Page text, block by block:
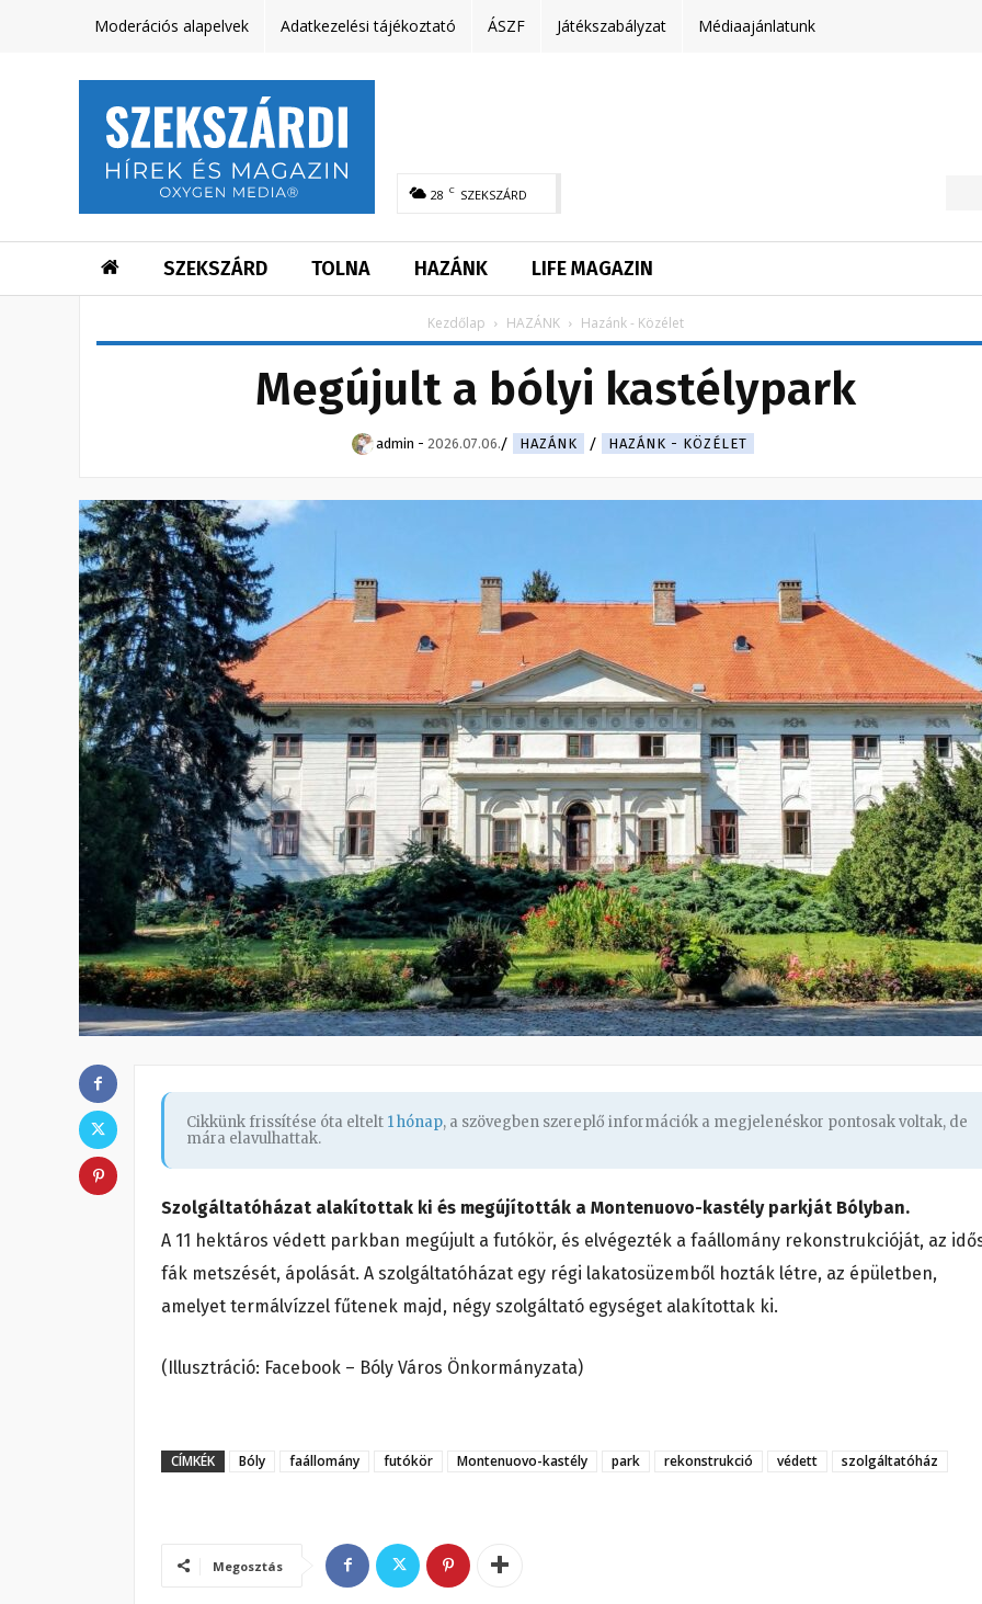
Moderációs alapelvek Adatkezelési tájékoztató ÁSZF Játékszabályzat Médiaajánlatunk
28 C SZEKSZÁRD
SZEKSZÁRD TOLNA HAZÁNK LIFE MAGAZIN
Kezdőlap HAZÁNK Hazánk - Közélet
Megújult a bólyi kastélypark
admin - 2026.07.06. HAZÁNK HAZÁNK - KÖZÉLET
Cikkünk frissítése óta eltelt 1 hónap, a szövegben szereplő információk a megjelenéskor pontosak voltak, de
mára elavulhattak.
Szolgáltatóházat alakítottak ki és megújították a Montenuovo-kastély parkját Bólyban.
A 11 hektáros védett parkban megújult a futókör, és elvégezték a faállomány rekonstrukcióját, az
fák metszését, ápolását. A szolgáltatóházat egy régi lakatosüzemből hozták létre, az épületben,
amelyet termálvízzel fűtenek majd, négy szolgáltató egységet alakítottak ki.
(Illusztráció: Facebook – Bóly Város Önkormányzata)
CÍMKÉK Bóly faállomány futókör Montenuovo-kastély park rekonstrukció védett szolgáltatóház
Megosztás